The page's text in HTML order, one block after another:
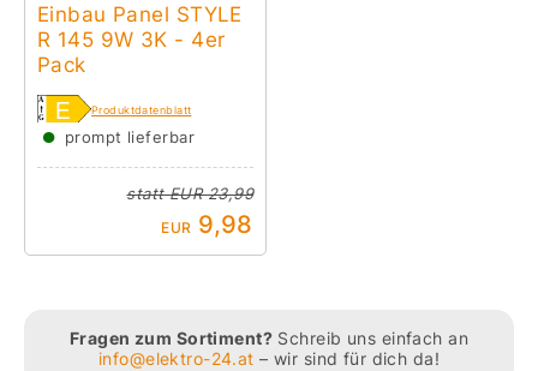
Einbau Panel STYLE
R 145 9W 3K - 4er
Pack
Produktdatenblatt
● prompt lieferbar
stattEUR 23,99
EUR 9,98
Fragen zum Sortiment? Schreib uns einfach an
info@elektro-24.at – wir sind für dich da!